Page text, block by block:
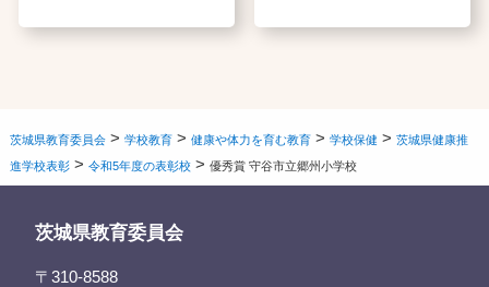
茨城県教育委員会 >学校教育 >健康や体力を育む教育 >学校保健 >茨城県健康推
進学校表彰 >令和5年度の表彰校 >優秀賞 守谷市立郷州小学校
茨城県教育委員会
〒310-8588